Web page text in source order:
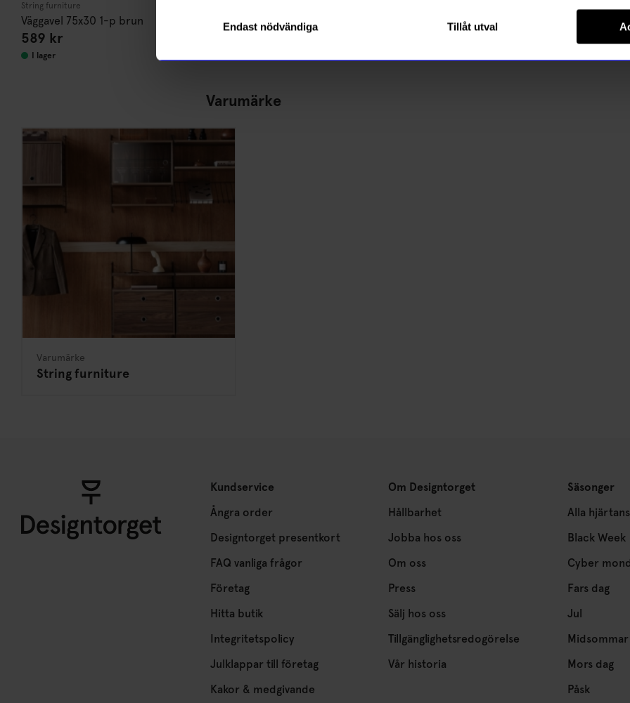
Endast nödvändiga Tillåt utval
String furniture
Väggavel 75x30 1-p brun
589 kr
I lager
Väggavel 75x30 2-p vit Väggavel 75x20 1-p vit
Varumärke
Varumärke
String furniture
Kundservice
Ångra order
Designtorget presentkort
FAQ vanliga frågor
Företag
Hitta butik
Integritetspolicy
Julklappar till företag
Kakor & medgivande
Om Designtorget
Hållbarhet
Jobba hos oss
Om oss
Press
Sälj hos oss
Tillgänglighetsredogörelse
Vår historia
Säsonger
Alla
Black Week
Cyber
Fars dag
Jul
Midsommar
Mors dag
Påsk